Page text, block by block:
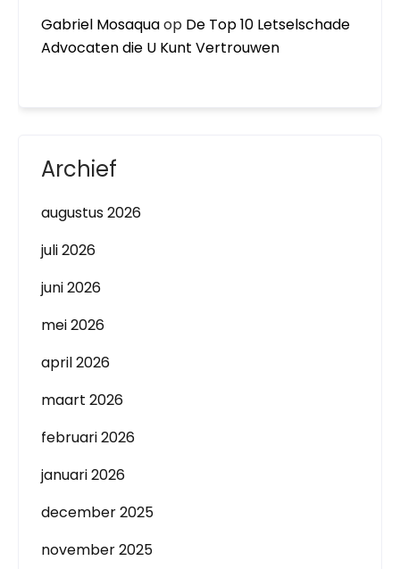
Gabriel Mosaquaop De Top 10 Letselschade
Advocaten die U Kunt Vertrouwen
Archief
augustus 2026
juli 2026
juni 2026
mei 2026
april 2026
maart 2026
februari 2026
januari 2026
december 2025
november 2025